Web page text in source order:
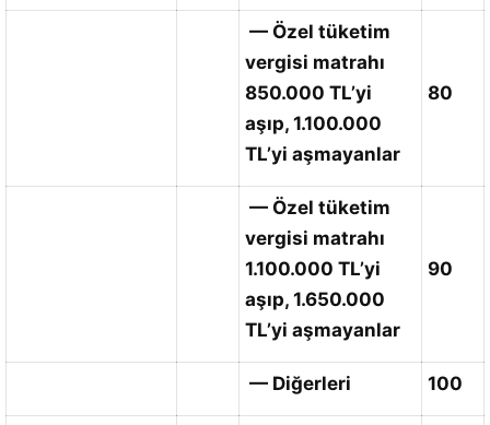
— Özel tüketim
vergisi matrahı
850.000 TL’yi
aşıp, 1.100.000
TL’yi aşmayanlar
80
— Özel tüketim
vergisi matrahı
1.100.000 TL’yi
aşıp, 1.650.000
TL’yi aşmayanlar
90
— Diğerleri 100